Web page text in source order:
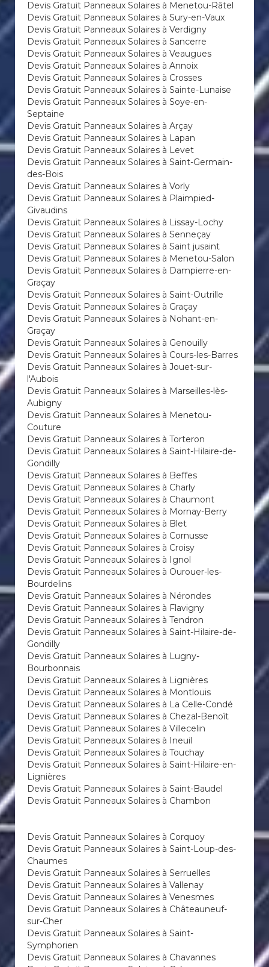
Devis Gratuit Panneaux Solaires à Menetou-Râtel
Devis Gratuit Panneaux Solaires à Sury-en-Vaux
Devis Gratuit Panneaux Solaires à Verdigny
Devis Gratuit Panneaux Solaires à Sancerre
Devis Gratuit Panneaux Solaires à Veaugues
Devis Gratuit Panneaux Solaires à Annoix
Devis Gratuit Panneaux Solaires à Crosses
Devis Gratuit Panneaux Solaires à Sainte-Lunaise
Devis Gratuit Panneaux Solaires à Soye-en-
Septaine
Devis Gratuit Panneaux Solaires à Arçay
Devis Gratuit Panneaux Solaires à Lapan
Devis Gratuit Panneaux Solaires à Levet
Devis Gratuit Panneaux Solaires à Saint-Germain-
des-Bois
Devis Gratuit Panneaux Solaires à Vorly
Devis Gratuit Panneaux Solaires à Plaimpied-
Givaudins
Devis Gratuit Panneaux Solaires à Lissay-Lochy
Devis Gratuit Panneaux Solaires à Senneçay
Devis Gratuit Panneaux Solaires à Saint jusaint
Devis Gratuit Panneaux Solaires à Menetou-Salon
Devis Gratuit Panneaux Solaires à Dampierre-en-
Graçay
Devis Gratuit Panneaux Solaires à Saint-Outrille
Devis Gratuit Panneaux Solaires à Graçay
Devis Gratuit Panneaux Solaires à Nohant-en-
Graçay
Devis Gratuit Panneaux Solaires à Genouilly
Devis Gratuit Panneaux Solaires à Cours-les-Barres
Devis Gratuit Panneaux Solaires à Jouet-sur-
l'Aubois
Devis Gratuit Panneaux Solaires à Marseilles-lès-
Aubigny
Devis Gratuit Panneaux Solaires à Menetou-
Couture
Devis Gratuit Panneaux Solaires à Torteron
Devis Gratuit Panneaux Solaires à Saint-Hilaire-de-
Gondilly
Devis Gratuit Panneaux Solaires à Beffes
Devis Gratuit Panneaux Solaires à Charly
Devis Gratuit Panneaux Solaires à Chaumont
Devis Gratuit Panneaux Solaires à Mornay-Berry
Devis Gratuit Panneaux Solaires à Blet
Devis Gratuit Panneaux Solaires à Cornusse
Devis Gratuit Panneaux Solaires à Croisy
Devis Gratuit Panneaux Solaires à Ignol
Devis Gratuit Panneaux Solaires à Ourouer-les-
Bourdelins
Devis Gratuit Panneaux Solaires à Nérondes
Devis Gratuit Panneaux Solaires à Flavigny
Devis Gratuit Panneaux Solaires à Tendron
Devis Gratuit Panneaux Solaires à Saint-Hilaire-de-
Gondilly
Devis Gratuit Panneaux Solaires à Lugny-
Bourbonnais
Devis Gratuit Panneaux Solaires à Lignières
Devis Gratuit Panneaux Solaires à Montlouis
Devis Gratuit Panneaux Solaires à La Celle-Condé
Devis Gratuit Panneaux Solaires à Chezal-Benoît
Devis Gratuit Panneaux Solaires à Villecelin
Devis Gratuit Panneaux Solaires à Ineuil
Devis Gratuit Panneaux Solaires à Touchay
Devis Gratuit Panneaux Solaires à Saint-Hilaire-en-
Lignières
Devis Gratuit Panneaux Solaires à Saint-Baudel
Devis Gratuit Panneaux Solaires à Chambon
Devis Gratuit Panneaux Solaires à Corquoy
Devis Gratuit Panneaux Solaires à Saint-Loup-des-
Chaumes
Devis Gratuit Panneaux Solaires à Serruelles
Devis Gratuit Panneaux Solaires à Vallenay
Devis Gratuit Panneaux Solaires à Venesmes
Devis Gratuit Panneaux Solaires à Châteauneuf-
sur-Cher
Devis Gratuit Panneaux Solaires à Saint-
Symphorien
Devis Gratuit Panneaux Solaires à Chavannes